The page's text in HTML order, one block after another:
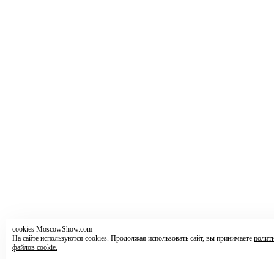
cookies MoscowShow.com
На сайте используются cookies. Продолжая использовать сайт, вы принимаете
файлов cookie.